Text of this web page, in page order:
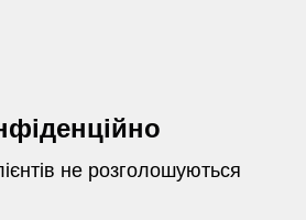
не розголошуються